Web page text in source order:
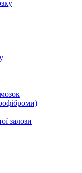
залози